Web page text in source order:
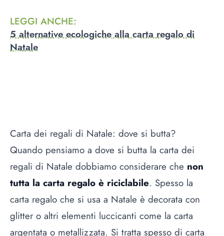
LEGGI ANCHE:
5 alternative ecologiche alla carta regalo di
Natale
Carta dei regali di Natale: dove si butta?
Quando pensiamo a dove si butta la carta dei
regali di Natale dobbiamo considerare che non
tutta la carta regalo è riciclabile. Spesso la
carta regalo che si usa a Natale è decorata con
glitter o altri elementi luccicanti come la carta
argentata o metallizzata. Si tratta spesso di carta